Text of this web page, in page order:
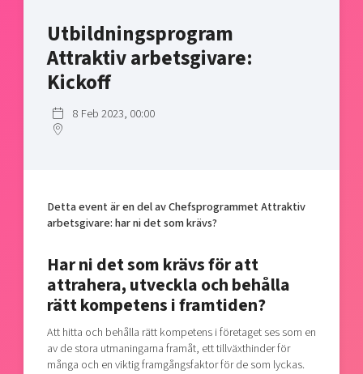
Bright East
East Sweden Tech Women
Reversed mentorship
Upscaling
Talent & skills
Startup & industry collaboration
Offers to boost your business
Projects
Publications
Project toolbox
Reach out to us
Today's lunch in Mjärdevi
Utbildningsprogram
Attraktiv arbetsgivare:
Kickoff
8 Feb 2023, 00:00
Detta event är en del av Chefsprogrammet Attraktiv
arbetsgivare: har ni det som krävs?
Har ni det som krävs för att
attrahera, utveckla och behålla
rätt kompetens i framtiden?
Att hitta och behålla rätt kompetens i företaget ses som en
av de stora utmaningarna framåt, ett tillväxthinder för
många och en viktig framgångsfaktor för de som lyckas.